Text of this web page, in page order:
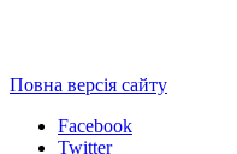
Повна версія сайту
Facebook
Twitter